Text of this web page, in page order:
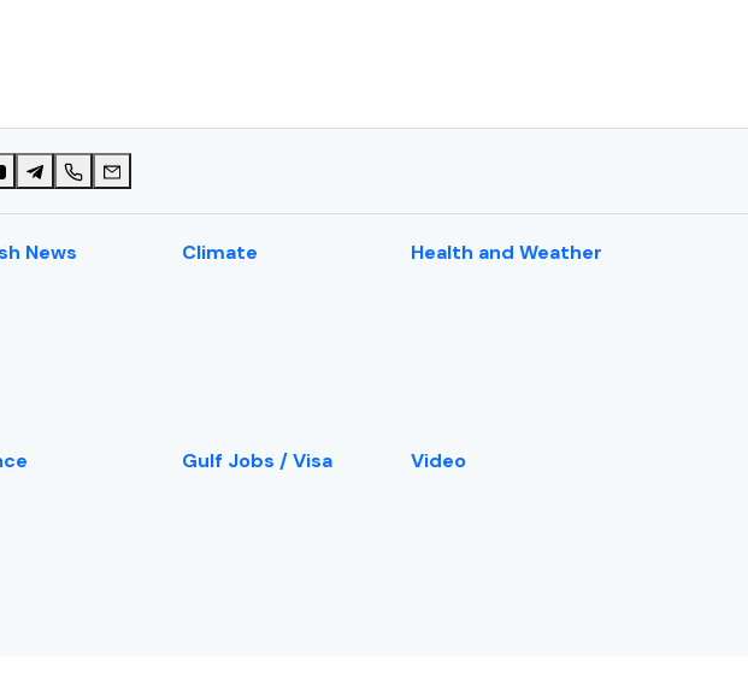
News Climate Health and Weather
Gulf Jobs / Visa Video